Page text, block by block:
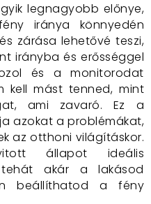
legnagyobb előnye,
iránya könnyedén
zárása lehetővé teszi,
irányba és erősséggel
és a monitorodat
kell mást tenned, mint
ami zavaró. Ez a
azokat a problémákat,
az otthoni világításkor.
állapot ideális
tehát akár a lakásod
beállíthatod a fény